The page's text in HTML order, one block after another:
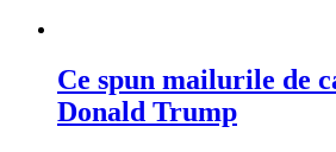
Ce spun mailurile de
Donald Trump